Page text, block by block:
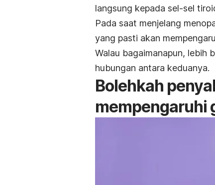
langsung kepada sel-sel
Pada saat menjelang
yang pasti akan
Walau bagaimanapun, lebih
hubungan antara keduanya.
Bolehkah
mempengaruhi